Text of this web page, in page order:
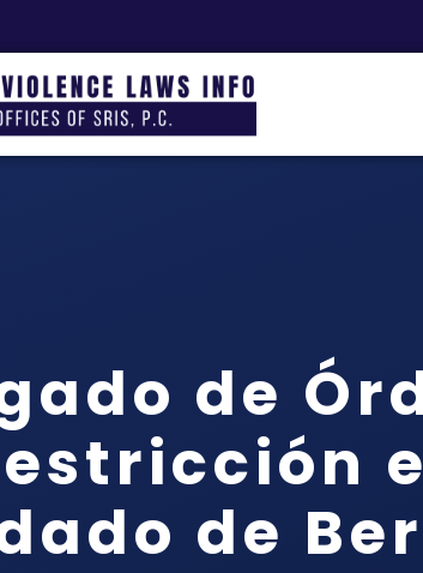
de
de